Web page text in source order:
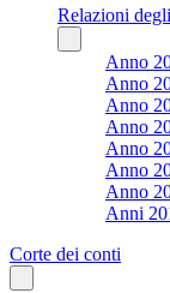
Relazioni
Anno
Anno
Anno
Anno
Anno
Anno
Anno
Anni
Corte dei conti